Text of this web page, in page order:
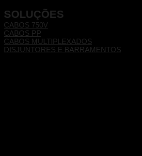
SOLUÇÕES
CABOS 750V
CABOS PP
CABOS MULTIPLEXADOS
DISJUNTORES E BARRAMENTOS